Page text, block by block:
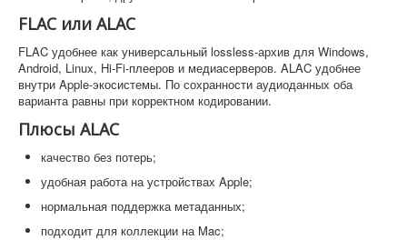
FLAC или ALAC
FLAC удобнее как универсальный lossless-архив для Windows,
Android, Linux, Hi-Fi-плееров и медиасерверов. ALAC удобнее
внутри Apple-экосистемы. По сохранности аудиоданных оба
варианта равны при корректном кодировании.
Плюсы ALAC
качество без потерь;
удобная работа на устройствах Apple;
нормальная поддержка метаданных;
подходит для коллекции на Mac;